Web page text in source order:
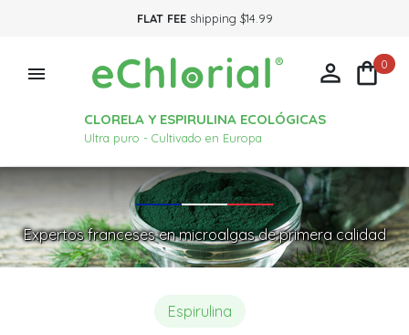
FLAT FEEshipping $14.99

CLORELA Y ESPIRULINA ECOLÓGICAS
Ultra puro - Cultivado en Europa
 0
Expertos franceses en microalgas de primera calidad
Espirulina